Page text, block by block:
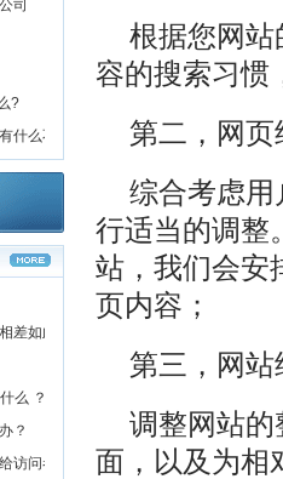
司
?
什么不一样?
差如此之大？
么 ？
？
访问者一个良好的第一印象
根据您网
容的搜索习惯
第二，网
综合考虑
行适当的调整
站，我们会安
页内容；
第三，网
调整网站
面，以及为相